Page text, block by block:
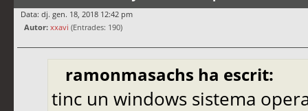
Data: dj. gen. 18, 2018 12:42 pm
Autor: xxavi (Entrades: 190)
ramonmasachs ha escrit:
tinc un windows sistema